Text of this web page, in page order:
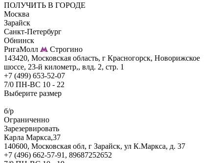
ПОЛУЧИТЬ В ГОРОДЕ
Москва
Зарайск
Санкт-Петербург
Обнинск
РигаМолл
Строгино
143420, Московская область, г Красногорск, Новорижское
шоссе, 23-й километр,, влд. 2, стр. 1
+7 (499) 653-52-07
7/0 ПН-ВС 10 - 22
Выберите размер
б/р
Ограниченно
Зарезервировать
Карла Маркса,37
140600, Московская обл, г Зарайск, ул К.Маркса, д. 37
+7 (496) 662-57-91, 89687252652